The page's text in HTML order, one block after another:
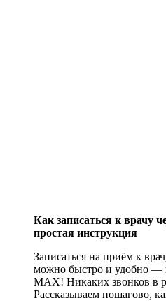
Как записаться к врачу
простая инструкция
Записаться на приём к
можно быстро и удобно —
MAX! Никаких звонков в
Рассказываем пошагово,